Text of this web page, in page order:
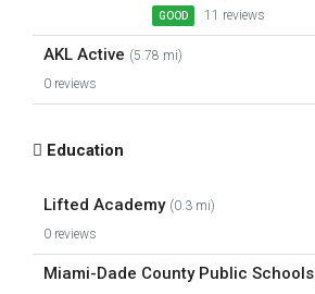
GOOD 11 reviews
AKL Active (5.78 mi)
0 reviews
Education
Lifted Academy (0.3 mi)
0 reviews
Miami-Dade County Public Schools